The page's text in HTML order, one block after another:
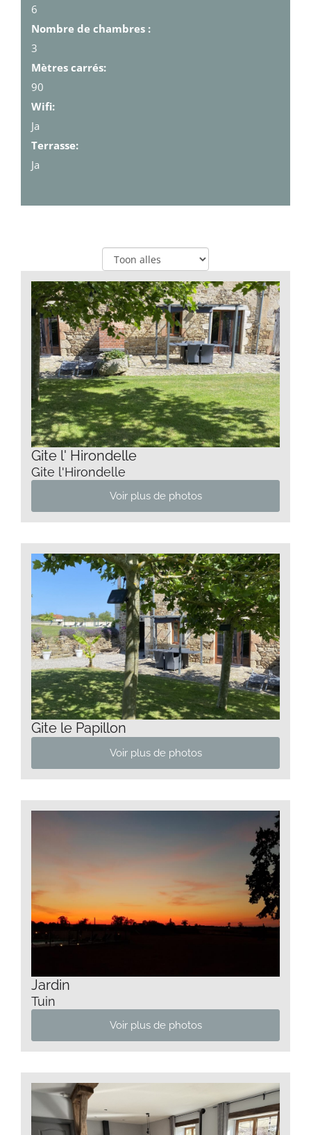
6
Nombre de chambres :
3
Mètres carrés:
90
Wifi:
Ja
Terrasse:
Ja
Gite l' Hirondelle
Gite l'Hirondelle
Voir plus de photos
Gite le Papillon
Voir plus de photos
Jardin
Tuin
Voir plus de photos